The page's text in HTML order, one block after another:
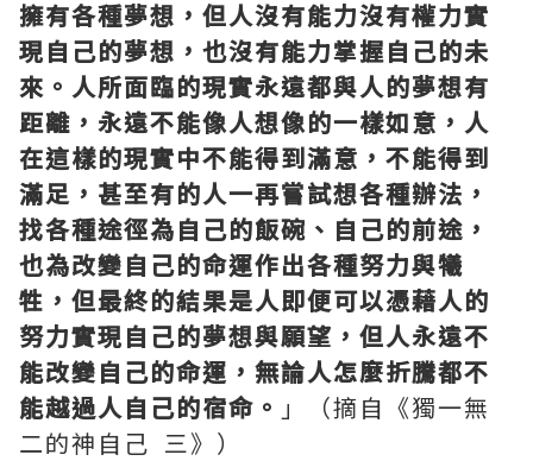
擁有各種夢想，但人沒有能力沒有權力實
現自己的夢想，也沒有能力掌握自己的未
來。人所面臨的現實永遠都與人的夢想有
距離，永遠不能像人想像的一樣如意，人
在這樣的現實中不能得到滿意，不能得到
滿足，甚至有的人一再嘗試想各種辦法，
找各種途徑為自己的飯碗、自己的前途，
也為改變自己的命運作出各種努力與犧
牲，但最終的結果是人即便可以憑藉人的
努力實現自己的夢想與願望，但人永遠不
能改變自己的命運，無論人怎麼折騰都不
能越過人自己的宿命。 」（摘自《獨一無
二的神自己 三》）